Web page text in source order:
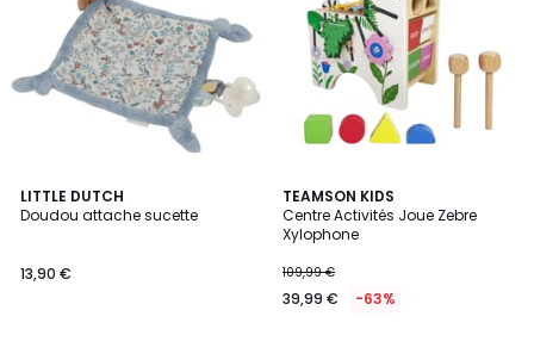
LITTLE DUTCH
Doudou attache sucette
13,90 €
TEAMSON KIDS
Centre Activités Joue Zebre
Xylophone
109,99 €
39,99 € -63%